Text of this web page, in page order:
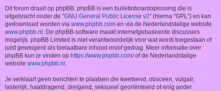
Dit forum draait op phpBB. phpBB is een bulletinboardoplossing die is
uitgebracht onder de “GNU General Public License v2” (hierna “GPL”) en kan
gedownload worden via www.phpbb.com en via de Nederlandstalige website
www.phpbb.nl . De phpBB-software maakt internetgebaseerde discussies
mogelijk. phpBB Limited is niet verantwoordelijk voor wat wordt toegestaan of
juist geweigerd als toelaatbare inhoud en/of gedrag. Meer informatie over
phpBB kun je vinden op https://www.phpbb.com/of de Nederlandstalige
website www.phpbb.nl .
Je verklaart geen berichten te plaatsen die kwetsend, obsceen, vulgair,
lasterlijk, haatdragend, dreigend, seksueel georiënteerd of enig ander